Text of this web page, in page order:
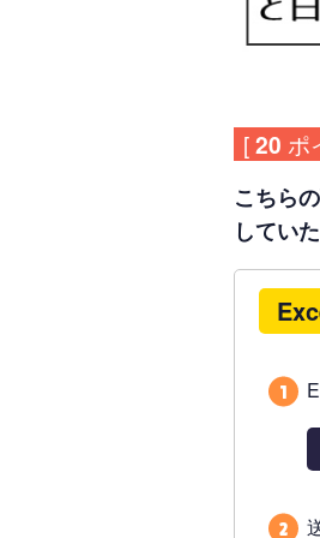
[20 ポ
こちら
してい